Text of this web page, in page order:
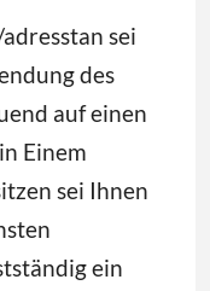
sei
des
auf einen
Einem
sei Ihnen
ein